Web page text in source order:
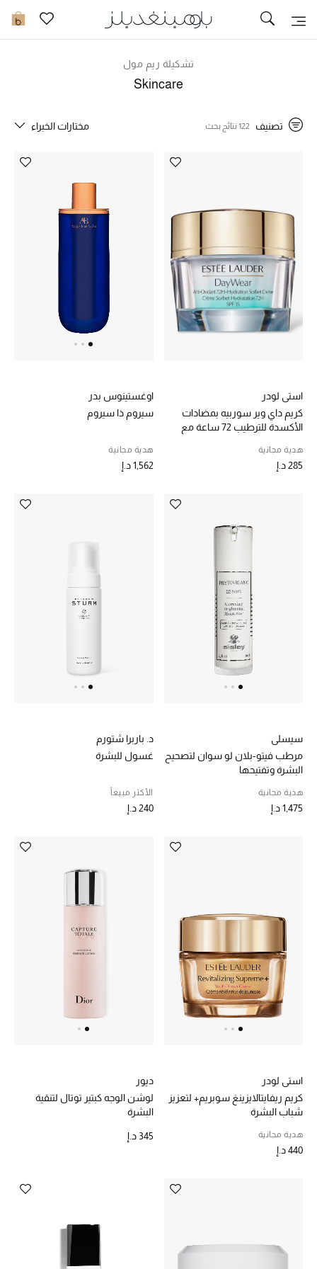
0 تخفيضات
مزيد من التخفيضات
الأطفال
مستلزمات المنزل
ما وصلنا حديثاً
ما وصلنا حديثاً
الحقائب النسائية
أحذية النسائية
مستلزمات المنزل
عرض جميع المنتجات
خصومات
ما وصلنا حديثاً
ركن أناقة المنتجعات
جميع إصدارتنا النسائية
تشكيلة ريم مول
Skincare
تصنيف 122 نتائج بحث مختارات الخبراء
استي لودر
كريم داي وير سوربيه بمضادات
الأكسدة للترطيب 72 ساعة مع
هدية مجانية
285 د.إ
اوغستينوس بدر
سيروم ذا سيروم
هدية مجانية
1,562 د.إ
سيسلي
مرطب فيتو-بلان لو سوان لتصحيح
البشرة وتفتيحها
هدية مجانية
1,475 د.إ
د. باربرا شتورم
غسول للبشرة
الأكثر مبيعاً
240 د.إ
استي لودر
كريم ريفايتالايزينغ سوبريم+ لتعزيز
شباب البشرة
هدية مجانية
440 د.إ
ديور
لوشن الوجه كبتير توتال لتنقية
البشرة
345 د.إ